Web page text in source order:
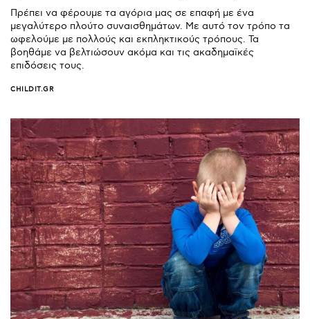
Πρέπει να φέρουμε τα αγόρια μας σε επαφή με ένα
μεγαλύτερο πλούτο συναισθημάτων. Με αυτό τον τρόπο τα
ωφελούμε με πολλούς και εκπληκτικούς τρόπους. Τα
βοηθάμε να βελτιώσουν ακόμα και τις ακαδημαϊκές
επιδόσεις τους.
CHILDIT.GR